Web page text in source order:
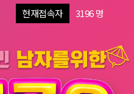
현재접속자 3196 명